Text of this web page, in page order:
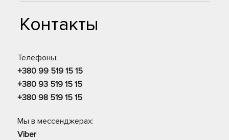
Контакты
Телефоны:
+380 99 519 15 15
+380 93 519 15 15
+380 98 519 15 15
Мы в мессенджерах:
Viber